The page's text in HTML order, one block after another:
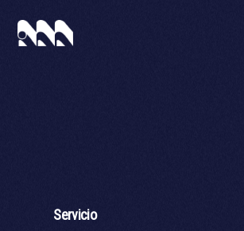
Servicio